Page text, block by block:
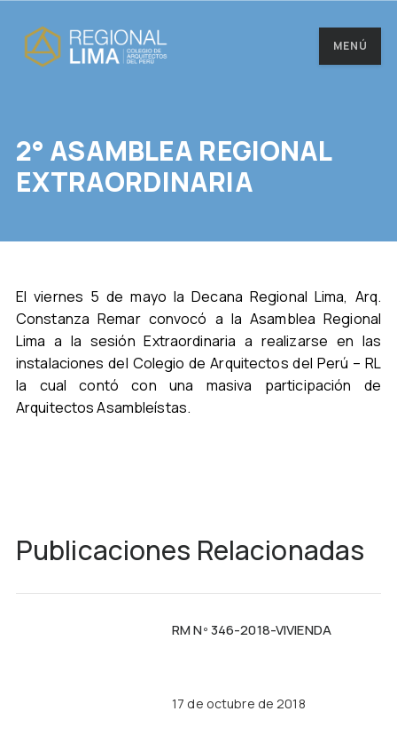
MENÚ
2° ASAMBLEA REGIONAL
EXTRAORDINARIA
El viernes 5 de mayo la Decana Regional Lima, Arq.
Constanza Remar convocó a la Asamblea Regional
Lima a la sesión Extraordinaria a realizarse en las
instalaciones del Colegio de Arquitectos del Perú – RL
la cual contó con una masiva participación de
Arquitectos Asambleístas.
Publicaciones Relacionadas
RM Nº 346-2018-VIVIENDA
17 de octubre de 2018